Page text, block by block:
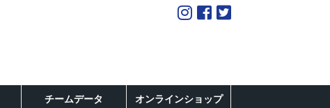
チームデータ オンラインショップ